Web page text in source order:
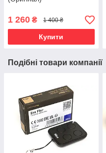
1 260 ₴ 1 400 ₴
Купити
Подібні товари компанії